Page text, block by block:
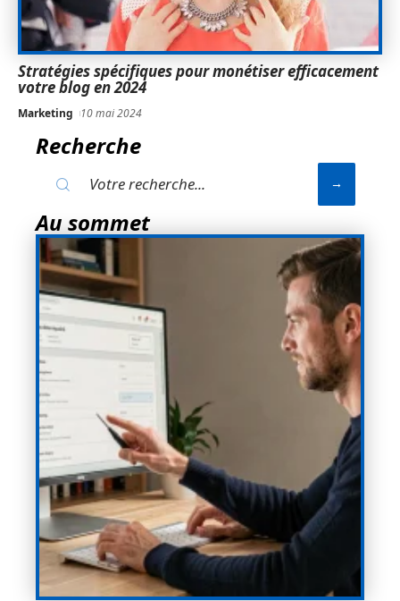
Stratégies spécifiques pour monétiser efficacement
votre blog en 2024
Marketing 10 mai 2024
Recherche
Au sommet